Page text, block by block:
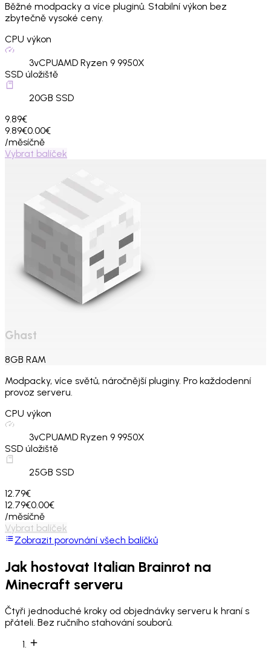
Běžné modpacky a více pluginů. Stabilní výkon bez
zbytečně vysoké ceny.
CPU výkon
3vCPUAMD Ryzen 9 9950X
SSD úložiště
20GB SSD
9.89€
9.89€0.00€
/měsíčně
Vybrat balíček
Ghast
8GB RAM
Modpacky, více světů, náročnější pluginy. Pro každodenní
provoz serveru.
CPU výkon
3vCPUAMD Ryzen 9 9950X
SSD úložiště
25GB SSD
12.79€
12.79€0.00€
/měsíčně
Vybrat balíček
Zobrazit porovnání všech balíčků
Jak hostovat Italian Brainrot na
Minecraft serveru
Čtyři jednoduché kroky od objednávky serveru k hraní s
přáteli. Bez ručního stahování souborů.